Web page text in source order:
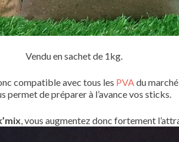
Vendu en sachet de 1kg.
compatible avec tous les PVAdu marché
permet de préparer à l’avance vos sticks.
, vous augmentez donc fortement